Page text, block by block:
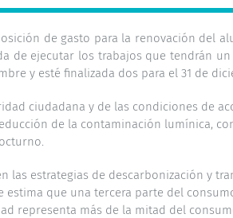
de gasto para la renovación del
de ejecutar los trabajos que tendrán
y esté finalizada dos para el 31 de
ciudadana y de las condiciones de
de la contaminación lumínica,
las estrategias de descarbonización y
que una tercera parte del
representa más de la mitad del